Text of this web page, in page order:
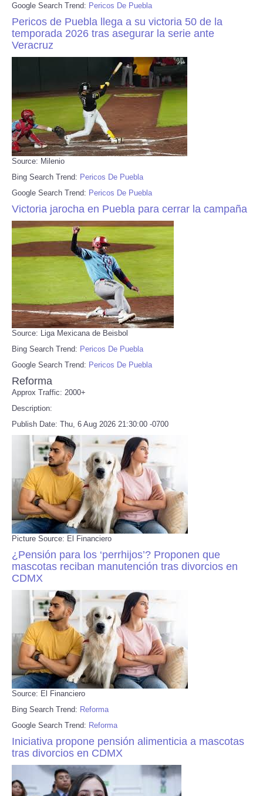
Google Search Trend: Pericos De Puebla
Pericos de Puebla llega a su victoria 50 de la
temporada 2026 tras asegurar la serie ante
Veracruz
Source: Milenio
Bing Search Trend: Pericos De Puebla
Google Search Trend: Pericos De Puebla
Victoria jarocha en Puebla para cerrar la campaña
Source: Liga Mexicana de Beisbol
Bing Search Trend: Pericos De Puebla
Google Search Trend: Pericos De Puebla
Reforma
Approx Traffic: 2000+
Description:
Publish Date: Thu, 6 Aug 2026 21:30:00 -0700
Picture Source: El Financiero
¿Pensión para los ‘perrhijos’? Proponen que
mascotas reciban manutención tras divorcios en
CDMX
Source: El Financiero
Bing Search Trend: Reforma
Google Search Trend: Reforma
Iniciativa propone pensión alimenticia a mascotas
tras divorcios en CDMX